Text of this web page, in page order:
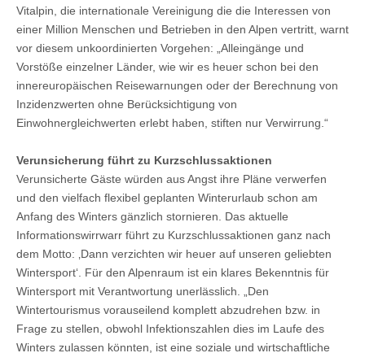
Vitalpin, die internationale Vereinigung die die Interessen von
einer Million Menschen und Betrieben in den Alpen vertritt, warnt
vor diesem unkoordinierten Vorgehen: „Alleingänge und
Vorstöße einzelner Länder, wie wir es heuer schon bei den
innereuropäischen Reisewarnungen oder der Berechnung von
Inzidenzwerten ohne Berücksichtigung von
Einwohnergleichwerten erlebt haben, stiften nur Verwirrung.“
Verunsicherung führt zu Kurzschlussaktionen
Verunsicherte Gäste würden aus Angst ihre Pläne verwerfen
und den vielfach flexibel geplanten Winterurlaub schon am
Anfang des Winters gänzlich stornieren. Das aktuelle
Informationswirrwarr führt zu Kurzschlussaktionen ganz nach
dem Motto: ‚Dann verzichten wir heuer auf unseren geliebten
Wintersport‘. Für den Alpenraum ist ein klares Bekenntnis für
Wintersport mit Verantwortung unerlässlich. „Den
Wintertourismus vorauseilend komplett abzudrehen bzw. in
Frage zu stellen, obwohl Infektionszahlen dies im Laufe des
Winters zulassen könnten, ist eine soziale und wirtschaftliche